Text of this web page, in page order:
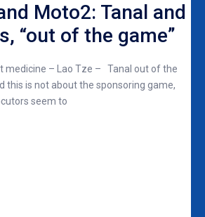
Moto2: Tanal and
“out of the game”
medicine – Lao Tze – Tanal out of the
this is not about the sponsoring game,
seem to